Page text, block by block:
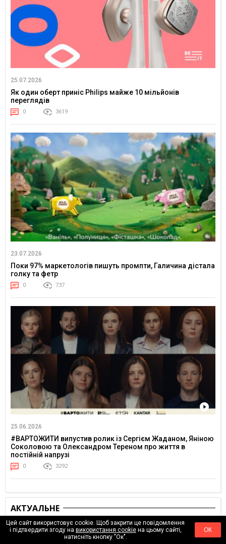
25.07.2026
Як один оберт приніс Philips майже 10 мільйонів
переглядів
0 3619
23.07.2026
Поки 97% маркетологів пишуть промпти, Галичина дістала
голку та фетр
0 737
25.06.2026
#ВАРТОЖИТИ випустив ролик із Сергієм Жаданом, Яніною
Соколовою та Олександром Тереном про життя в
постійній напрузі
0 3292
АКТУАЛЬНЕ
Цей сайт використовує cookie. Щоб закрити це повідомлення
і підтвердити згоду на використання cookieна цьому сайті,
натисніть кнопку "Ок".
ОК